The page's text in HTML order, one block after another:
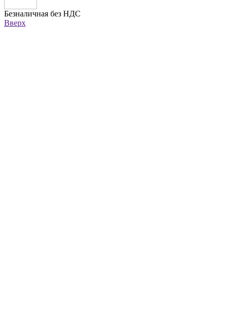
Безналичная без НДС
Вверх